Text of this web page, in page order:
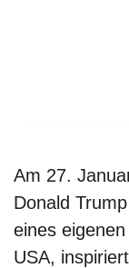
Am 27.
Donald
eines
USA,